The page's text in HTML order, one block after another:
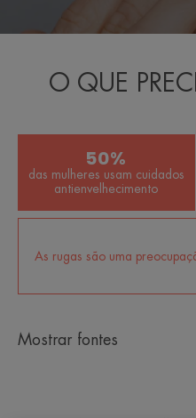
O QUE
50%
das mulheres usam cuidados
antienvelhecimento
As rugas são uma
Mostrar fontes